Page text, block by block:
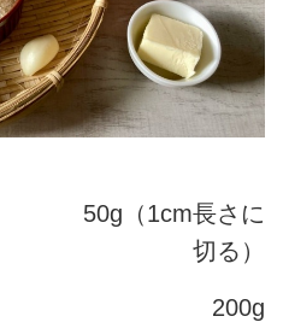
50g（1cm長さに
切る）
200g